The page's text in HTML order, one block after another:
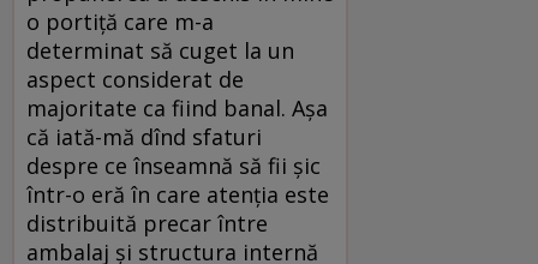
o portiță care m-a
determinat să cuget la un
aspect considerat de
majoritate ca fiind banal. Așa
că iată-mă dînd sfaturi
despre ce înseamnă să fii șic
într-o eră în care atenția este
distribuită precar între
ambalaj și structura internă